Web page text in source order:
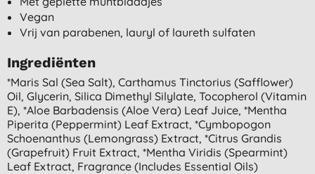
Vegan
Vrij van parabenen, lauryl of laureth sulfaten
Ingrediënten
*maris Sal (sea Salt), Carthamus Tinctorius (safflower)
Oil, Glycerin, Silica Dimethyl Silylate, Tocopherol (vitamin
E), *aloe Barbadensis (aloe Vera) Leaf Juice, *mentha
Piperita (peppermint) Leaf Extract, *cymbopogon
Schoenanthus (lemongrass) Extract, *citrus Grandis
(grapefruit) Fruit Extract, *mentha Viridis (spearmint)
Leaf Extract, Fragrance (includes Essential Oils)